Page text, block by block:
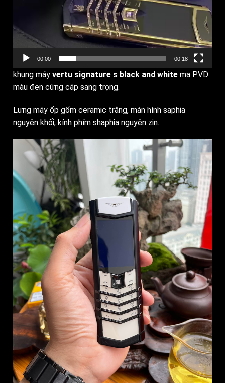
00:00 00:18
khung máy vertu signature s black and white mạ PVD
màu đen cứng cáp sang trọng.
Lưng máy ốp gốm ceramic trắng, màn hình saphia
nguyên khối, kính phím shaphia nguyên zin.